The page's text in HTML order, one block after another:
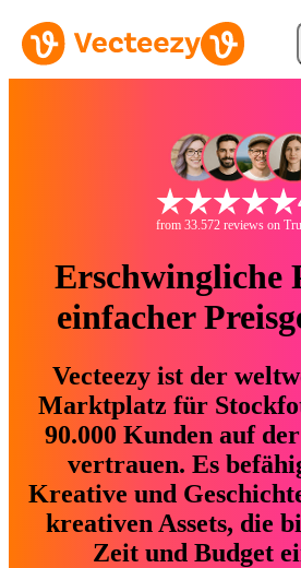
from 33.572 reviews on
Erschwingliche
einfacher
Vecteezy ist der
Marktplatz für
90.000 Kunden auf
vertrauen. Es
Kreative und
kreativen Assets, die
Zeit und Budget